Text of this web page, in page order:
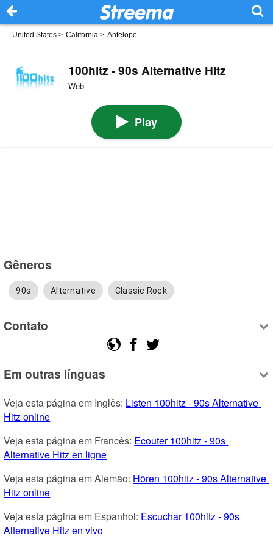
United States > California > Antelope
100hitz - 90s Alternative Hitz
Web
Play
Gêneros
90s Alternative Classic Rock
Contato
Em outras línguas
Veja esta página em Inglês: Listen 100hitz - 90s Alternative
Hitz online
Veja esta página em Francês: Ecouter 100hitz - 90s
Alternative Hitz en ligne
Veja esta página em Alemão: Hören 100hitz - 90s Alternative
Hitz online
Veja esta página em Espanhol: Escuchar 100hitz - 90s
Alternative Hitz en vivo